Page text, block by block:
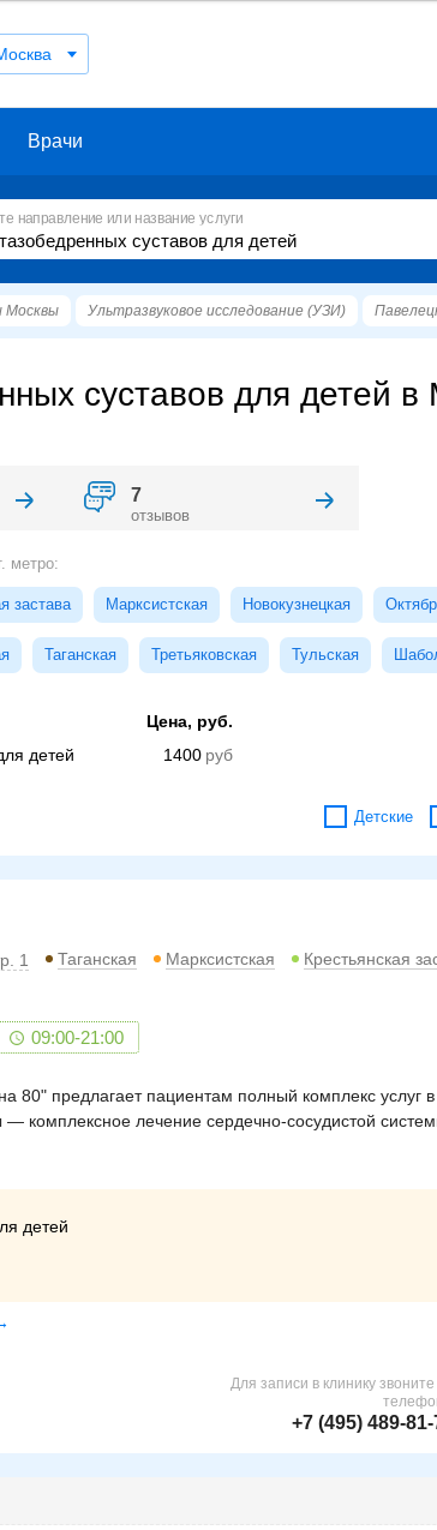
Врачи
направление или название услуги
Москвы Ультразвуковое исследование (УЗИ)
суставов для детей в
7
отзывов
метро:
застава Марксистская Новокузнецкая
Таганская Третьяковская Тульская
Цена, руб.
детей
1400
Детские
1 Таганская Марксистская
Крестьянская
09:00-21:00
80" предлагает пациентам полный комплекс услуг в
комплексное лечение сердечно-сосудистой
детей
Для записи в клинику звоните
+7 (495) 489-